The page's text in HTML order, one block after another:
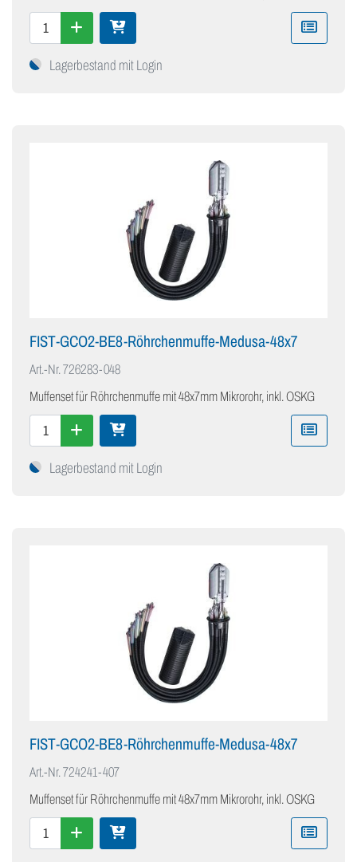
Lagerbestand mit Login
FIST-GCO2-BE8-Röhrchenmuffe-Medusa-48x7
Art.-Nr.726283-048
Muffenset für Röhrchenmuffe mit 48x7mm Mikrorohr, inkl. OSKG
Lagerbestand mit Login
FIST-GCO2-BE8-Röhrchenmuffe-Medusa-48x7
Art.-Nr.724241-407
Muffenset für Röhrchenmuffe mit 48x7mm Mikrorohr, inkl. OSKG